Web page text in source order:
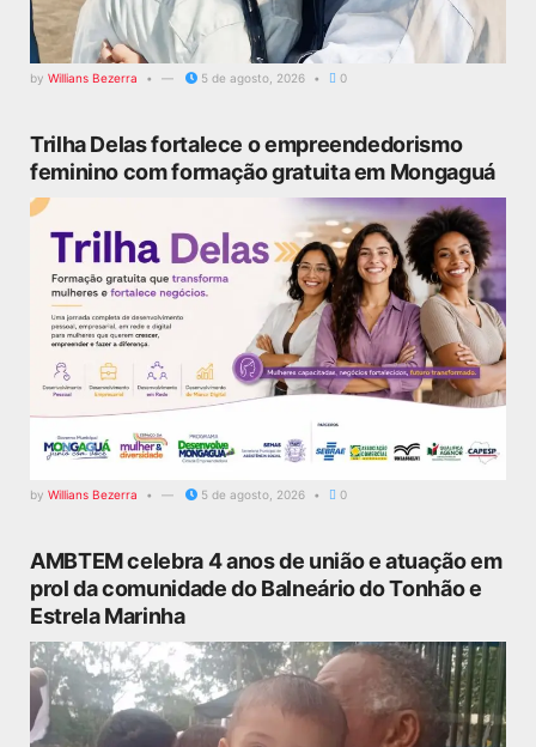
by Willians Bezerra 5 de agosto, 2026 0
Trilha Delas fortalece o empreendedorismo
feminino com formação gratuita em Mongaguá
by Willians Bezerra 5 de agosto, 2026 0
AMBTEM celebra 4 anos de união e atuação em
prol da comunidade do Balneário do Tonhão e
Estrela Marinha